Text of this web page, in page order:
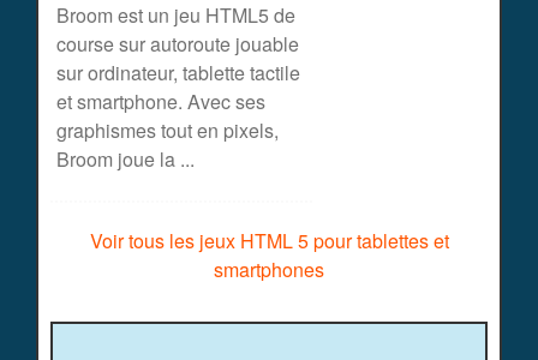
Broom est un jeu HTML5 de
course sur autoroute jouable
sur ordinateur, tablette tactile
et smartphone. Avec ses
graphismes tout en pixels,
Broom joue la ...
Voir tous les jeux HTML 5 pour tablettes et
smartphones